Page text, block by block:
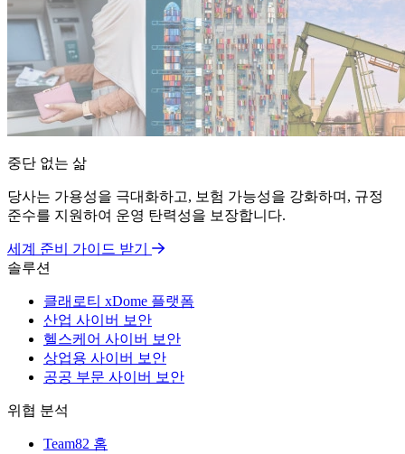
중단 없는 삶
당사는 가용성을 극대화하고, 보험 가능성을 강화하며, 규정
준수를 지원하여 운영 탄력성을 보장합니다.
세계 준비 가이드 받기
솔루션
클래로티 xDome 플랫폼
산업 사이버 보안
헬스케어 사이버 보안
상업용 사이버 보안
공공 부문 사이버 보안
위협 분석
Team82 홈